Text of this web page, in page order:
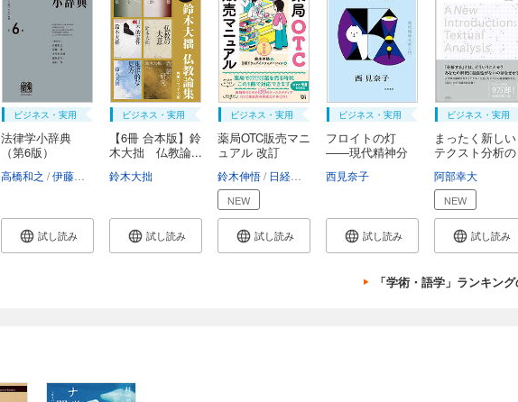
アンドリュー・ペティ コンラッド・キルティ・ハーパー
ビジネス・実用
法律学小辞典
（第6版）
高橋和之 伊藤眞 小早川光郎 山口厚
試し読み
ビジネス・実用
【6冊 合本版】鈴
木大拙 仏教論...
鈴木大拙
試し読み
ビジネス・実用
薬局OTC販売マニ
ュアル 改訂
鈴木伸悟 日経ドラッグインフォメーション
NEW
試し読み
ビジネス・実用
フロイトの灯
――現代精神分
西見奈子
試し読み
ビジネス・実用
まったく新しい
テクスト分析の
阿部幸大
NEW
試し読み
「学術・語学」ランキン